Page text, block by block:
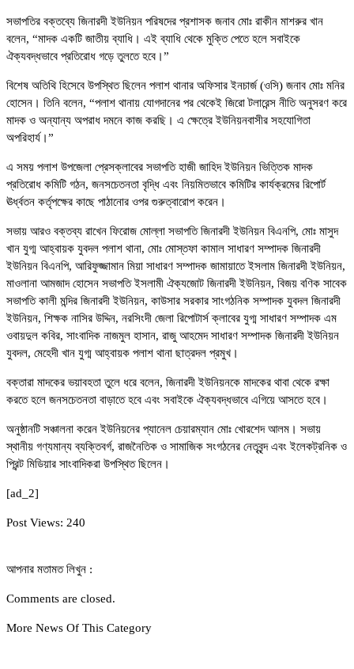
সভাপতির বক্তব্যে জিনারদী ইউনিয়ন পরিষদের প্রশাসক জনাব মোঃ রাকীন মাশরুর খান
বলেন, “মাদক একটি জাতীয় ব্যাধি। এই ব্যাধি থেকে মুক্তি পেতে হলে সবাইকে
ঐক্যবদ্ধভাবে প্রতিরোধ গড়ে তুলতে হবে।”
বিশেষ অতিথি হিসেবে উপস্থিত ছিলেন পলাশ থানার অফিসার ইনচার্জ (ওসি) জনাব মোঃ মনির
হোসেন। তিনি বলেন, “পলাশ থানায় যোগদানের পর থেকেই জিরো টলারেন্স নীতি অনুসরণ করে
মাদক ও অন্যান্য অপরাধ দমনে কাজ করছি। এ ক্ষেত্রে ইউনিয়নবাসীর সহযোগিতা
অপরিহার্য।”
এ সময় পলাশ উপজেলা প্রেসক্লাবের সভাপতি হাজী জাহিদ ইউনিয়ন ভিত্তিক মাদক
প্রতিরোধ কমিটি গঠন, জনসচেতনতা বৃদ্ধি এবং নিয়মিতভাবে কমিটির কার্যক্রমের রিপোর্ট
ঊর্ধ্বতন কর্তৃপক্ষের কাছে পাঠানোর ওপর গুরুত্বারোপ করেন।
সভায় আরও বক্তব্য রাখেন ফিরোজ মোল্লা সভাপতি জিনারদী ইউনিয়ন বিএনপি, মোঃ মাসুদ
খান যুগ্ম আহ্বায়ক যুবদল পলাশ থানা, মোঃ মোস্তফা কামাল সাধারণ সম্পাদক জিনারদী
ইউনিয়ন বিএনপি, আরিফুজ্জামান মিয়া সাধারণ সম্পাদক জামায়াতে ইসলাম জিনারদী ইউনিয়ন,
মাওলানা আমজাদ হোসেন সভাপতি ইসলামী ঐক্যজোট জিনারদী ইউনিয়ন, বিজয় বণিক সাবেক
সভাপতি কালী মন্দির জিনারদী ইউনিয়ন, কাউসার সরকার সাংগঠনিক সম্পাদক যুবদল জিনারদী
ইউনিয়ন, শিক্ষক নাসির উদ্দিন, নরসিংদী জেলা রিপোটার্স ক্লাবের যুগ্ম সাধারণ সম্পাদক এম
ওবায়দুল কবির, সাংবাদিক নাজমুল হাসান, রাজু আহমেদ সাধারণ সম্পাদক জিনারদী ইউনিয়ন
যুবদল, মেহেদী খান যুগ্ম আহ্বায়ক পলাশ থানা ছাত্রদল প্রমুখ।
বক্তারা মাদকের ভয়াবহতা তুলে ধরে বলেন, জিনারদী ইউনিয়নকে মাদকের থাবা থেকে রক্ষা
করতে হলে জনসচেতনতা বাড়াতে হবে এবং সবাইকে ঐক্যবদ্ধভাবে এগিয়ে আসতে হবে।
অনুষ্ঠানটি সঞ্চালনা করেন ইউনিয়নের প্যানেল চেয়ারম্যান মোঃ খোরশেদ আলম। সভায়
স্থানীয় গণ্যমান্য ব্যক্তিবর্গ, রাজনৈতিক ও সামাজিক সংগঠনের নেতৃবৃন্দ এবং ইলেকট্রনিক ও
প্রিন্ট মিডিয়ার সাংবাদিকরা উপস্থিত ছিলেন।
[ad_2]
Post Views: 240
আপনার মতামত লিখুন :
Comments are closed.
More News Of This Category